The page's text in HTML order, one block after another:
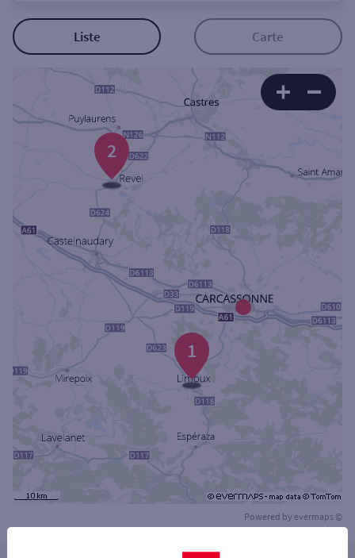
Coffre-fort
Autour de moi
ou
Ville / Code postal
Rechercher
Liste Carte
2
1
Powered by evermaps ©